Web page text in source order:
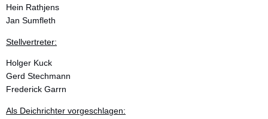
Hein Rathjens
Jan Sumfleth
Stellvertreter:
Holger Kuck
Gerd Stechmann
Frederick Garrn
Als Deichrichter vorgeschlagen: